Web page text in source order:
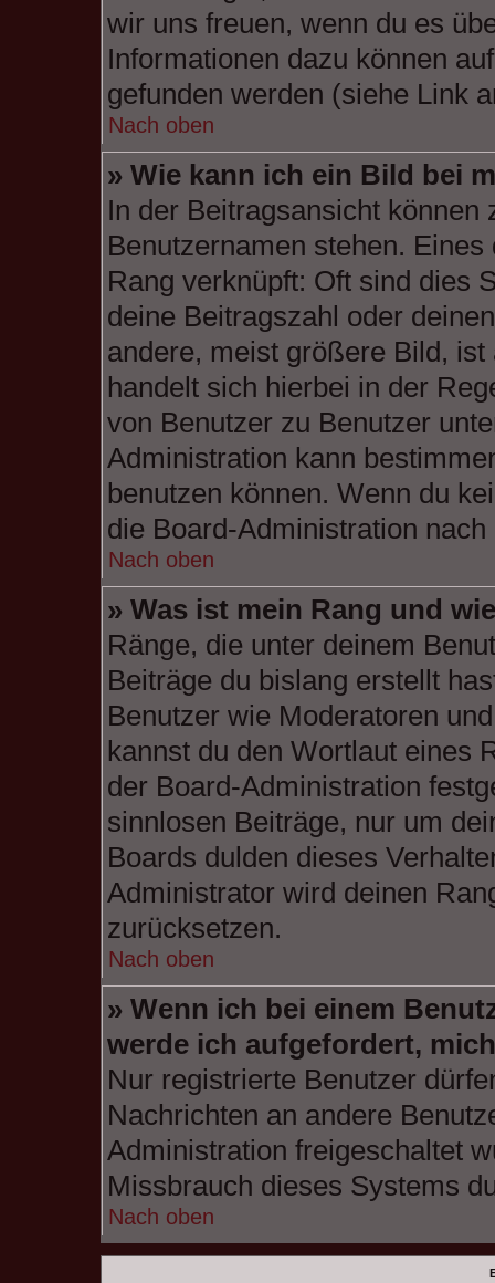
wir uns freuen, wenn du es
Informationen dazu können
gefunden werden (siehe Link
Nach oben
» Wie kann ich ein Bild bei
In der Beitragsansicht können
Benutzernamen stehen.
Rang verknüpft: Oft sind dies
deine Beitragszahl oder
andere, meist größere Bild, ist
handelt sich hierbei in der
von Benutzer zu Benutzer
Administration kann
benutzen können. Wenn du
die Board-Administration
Nach oben
» Was ist mein Rang und
Ränge, die unter deinem
Beiträge du bislang erstellt
Benutzer wie Moderatoren
kannst du den Wortlaut eines
der Board-Administration
sinnlosen Beiträge, nur um
Boards dulden dieses
Administrator wird deinen
zurücksetzen.
Nach oben
» Wenn ich bei einem
werde ich aufgefordert,
Nur registrierte Benutzer
Nachrichten an andere
Administration freigeschaltet
Missbrauch dieses Systems
Nach oben